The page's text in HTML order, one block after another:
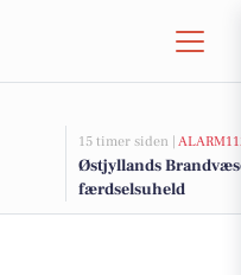
15 timer siden |
Østjyllands
færdselsuheld